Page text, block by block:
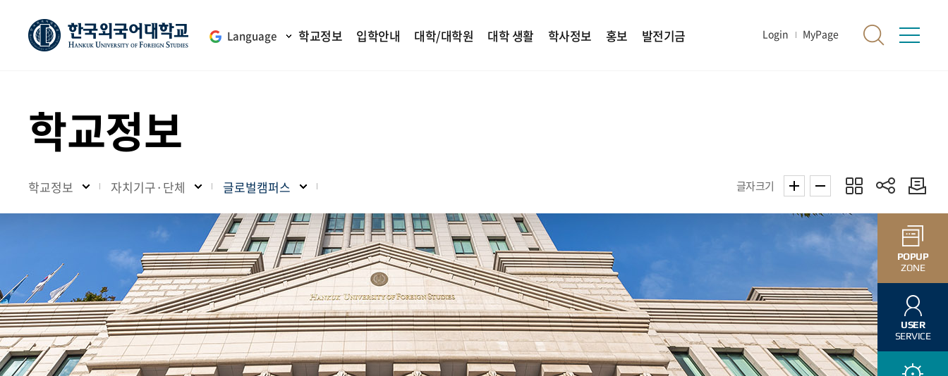
Language 학교정보 입학안내 대학/대학원 대학 생활 학사정보 홍보 발전기금 Login MyPage
POPUP
ZONE
USER
SERVICE
학교정보
학교정보 자치기구·단체 글로벌캠퍼스 글자크기